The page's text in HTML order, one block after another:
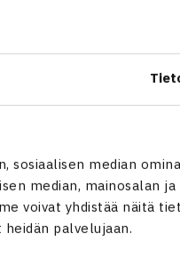
median
median, mainosalan
voivat yhdistää näitä
palvelujaan.